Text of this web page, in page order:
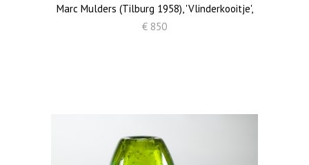
Marc Mulders (Tilburg 1958), 'Vlinderkooitje',
€ 850